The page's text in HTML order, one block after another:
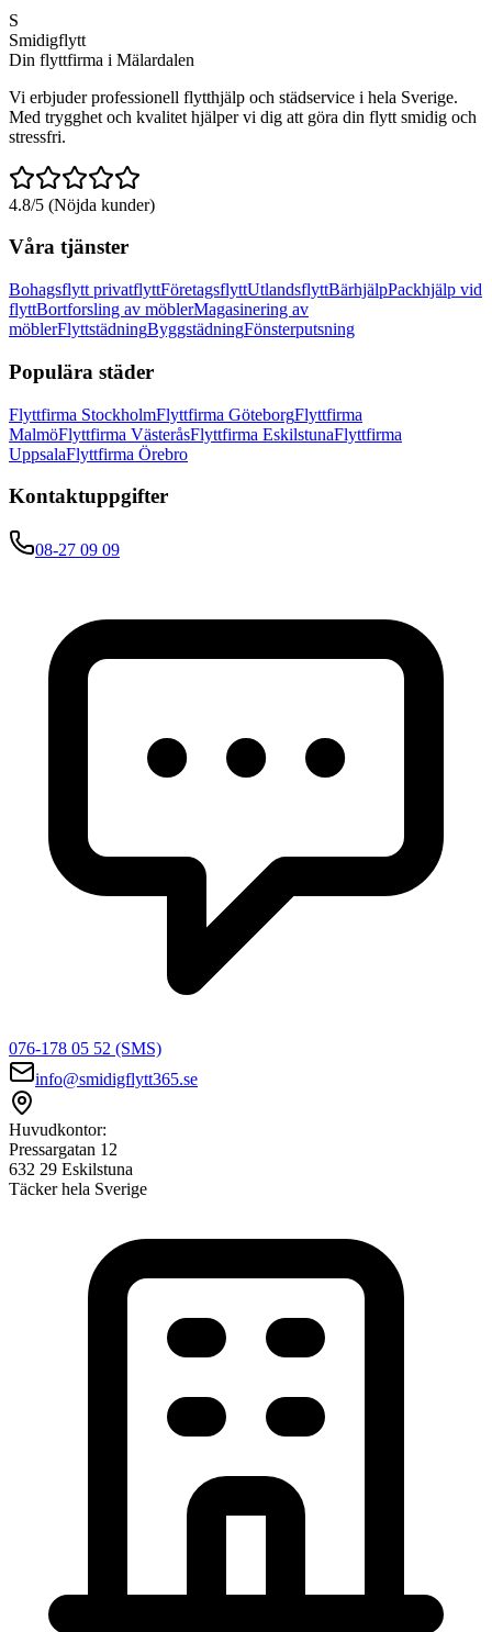
Kvalitetsgaranti
100% nöjd eller pengarna tillbaka
S
Smidigflytt
Din flyttfirma i Mälardalen
Vi erbjuder professionell flytthjälp och städservice i hela Sverige.
Med trygghet och kvalitet hjälper vi dig att göra din flytt smidig och
stressfri.
4.8/5 (Nöjda kunder)
Våra tjänster
Bohagsflytt privatflyttFöretagsflyttUtlandsflyttBärhjälpPackhjälp vid
flyttBortforsling av möblerMagasinering av
möblerFlyttstädningByggstädningFönsterputsning
Populära städer
Flyttfirma StockholmFlyttfirma GöteborgFlyttfirma
MalmöFlyttfirma VästeråsFlyttfirma EskilstunaFlyttfirma
UppsalaFlyttfirma Örebro
Kontaktuppgifter
08-27 09 09
076-178 05 52 (SMS)
info@smidigflytt365.se
Huvudkontor:
Pressargatan 12
632 29 Eskilstuna
Täcker hela Sverige